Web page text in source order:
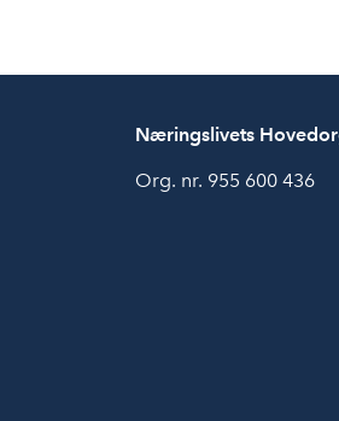
Næringslivets
Org. nr. 955 600 436